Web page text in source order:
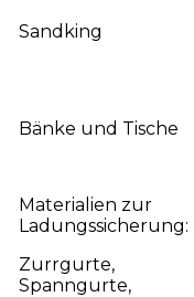
Sandking
Bänke und Tische
Materialien zur
Ladungssicherung:
Zurrgurte,
Spanngurte,